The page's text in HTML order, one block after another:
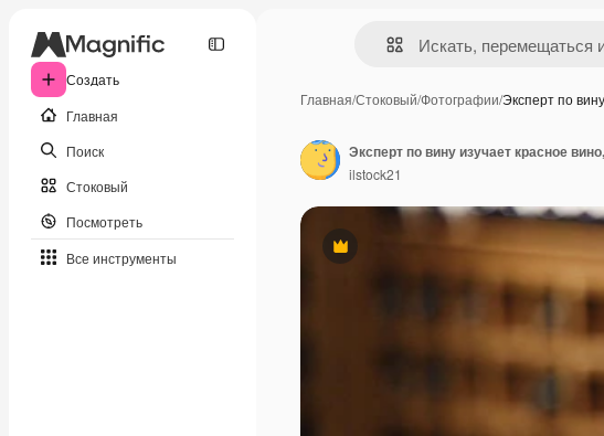
Создать
Главная
Поиск
Стоковый
Посмотреть
Все инструменты
Главная/Стоковый/Фотографии/Эксперт по
Премиум
ilstock21